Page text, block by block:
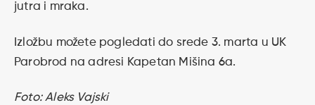
jutra i mraka.
Izložbu možete pogledati do srede 3. marta u UK
Parobrod na adresi Kapetan Mišina 6a.
Foto: Aleks Vajski